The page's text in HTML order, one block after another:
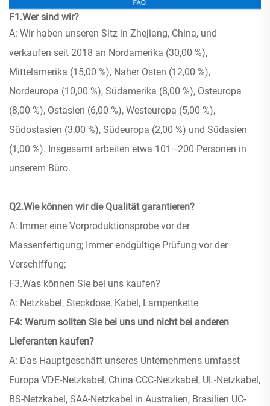
F1.Wer sind wir?
A: Wir haben unseren Sitz in Zhejiang, China, und
verkaufen seit 2018 an Nordamerika (30,00 %),
Mittelamerika (15,00 %), Naher Osten (12,00 %),
Nordeuropa (10,00 %), Südamerika (8,00 %), Osteuropa
(8,00 %), Ostasien (6,00 %), Westeuropa (5,00 %),
Südostasien (3,00 %), Südeuropa (2,00 %) und Südasien
(1,00 %). Insgesamt arbeiten etwa 101–200 Personen in
unserem Büro.
Q2.Wie können wir die Qualität garantieren?
A: Immer eine Vorproduktionsprobe vor der
Massenfertigung; Immer endgültige Prüfung vor der
Verschiffung;
F3.Was können Sie bei uns kaufen?
A: Netzkabel, Steckdose, Kabel, Lampenkette
F4: Warum sollten Sie bei uns und nicht bei anderen
Lieferanten kaufen?
A: Das Hauptgeschäft unseres Unternehmens umfasst
Europa VDE-Netzkabel, China CCC-Netzkabel, UL-Netzkabel,
BS-Netzkabel, SAA-Netzkabel in Australien, Brasilien UC-